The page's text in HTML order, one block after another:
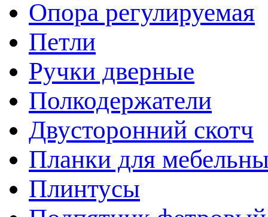
Опора регулируемая
Петли
Ручки дверные
Полкодержатели
Двусторонний скотч
Планки для
Плинтусы